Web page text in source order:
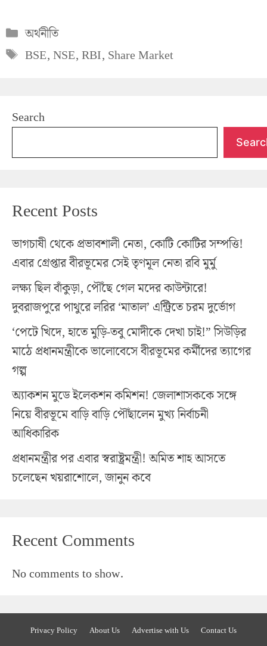
Categories
অর্থনীতি
Tags
BSE,NSE,RBI, Share Market
Search
Recent Posts
ভাগচাষী থেকে প্রভাবশালী নেতা, কোটি কোটির সম্পত্তি!
এবার গ্রেপ্তার বীরভূমের সেই তৃণমূল নেতা রবি মুর্মু
লক্ষ্য ছিল বাঁকুড়া, পৌঁছে গেল মদের কাউন্টারে!
দুবরাজপুরে পাথুরে লরির ‘মাতাল’ এন্ট্রিতে চরম দুর্ভোগ
‘পেটে খিদে, হাতে মুড়ি-তবু মোদীকে দেখা চাই!” সিউড়ির
মাঠে প্রধানমন্ত্রীকে ভালোবেসে বীরভূমের কর্মীদের ত্যাগের
গল্প
অ্যাকশন মুডে ইলেকশন কমিশন! জেলাশাসককে সঙ্গে
নিয়ে বীরভূমে বাড়ি বাড়ি পৌঁছালেন মুখ্য নির্বাচনী
আধিকারিক
প্রধানমন্ত্রীর পর এবার স্বরাষ্ট্রমন্ত্রী! অমিত শাহ আসতে
চলেছেন খয়রাশোলে, জানুন কবে
Recent Comments
No comments to show.
Privacy Policy About Us Advertise with Us Contact Us